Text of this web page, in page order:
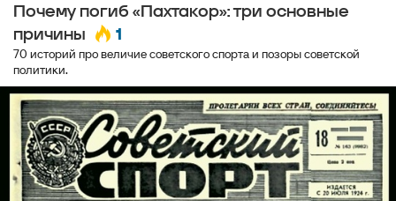
Почему погиб «Пахтакор»: три основные
причины
1
70 историй про величие советского спорта и позоры советской
политики.